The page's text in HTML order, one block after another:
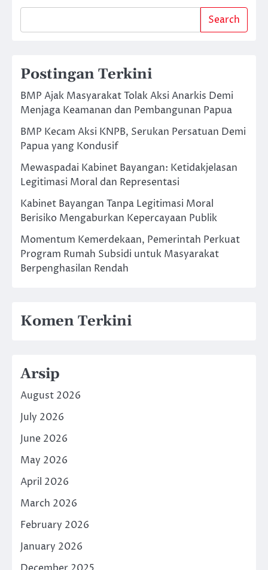
Search
Postingan Terkini
BMP Ajak Masyarakat Tolak Aksi Anarkis Demi
Menjaga Keamanan dan Pembangunan Papua
BMP Kecam Aksi KNPB, Serukan Persatuan Demi
Papua yang Kondusif
Mewaspadai Kabinet Bayangan: Ketidakjelasan
Legitimasi Moral dan Representasi
Kabinet Bayangan Tanpa Legitimasi Moral
Berisiko Mengaburkan Kepercayaan Publik
Momentum Kemerdekaan, Pemerintah Perkuat
Program Rumah Subsidi untuk Masyarakat
Berpenghasilan Rendah
Komen Terkini
Arsip
August 2026
July 2026
June 2026
May 2026
April 2026
March 2026
February 2026
January 2026